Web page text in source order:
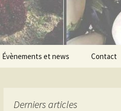
Évènements et news
Les SaulxGood news
Contact
Derniers articles